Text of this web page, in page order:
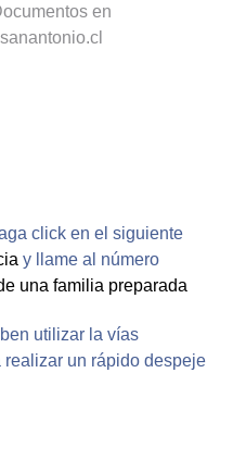
en
click en el siguiente
y llame al número
una familia preparada
utilizar la vías
un rápido despeje